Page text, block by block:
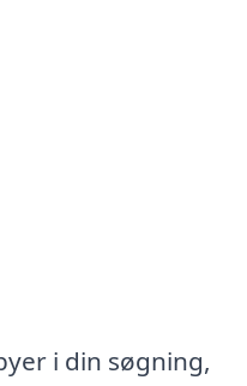
i din søgning,